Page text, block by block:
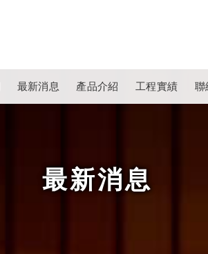
最新消息 產品介紹 工程實績 聯
最新消息